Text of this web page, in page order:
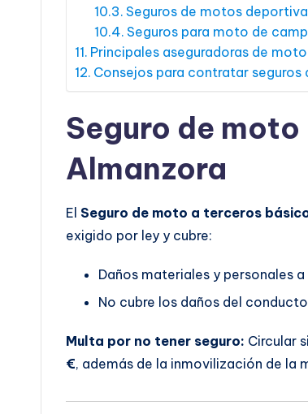
Seguros de motos
Seguros para moto de
Principales aseguradoras de
Consejos para contratar
Seguro de
Almanzora
El Seguro de moto a terceros
exigido por ley y cubre:
Daños materiales y personales
No cubre los daños del
Multa por no tener seguro: Circular
€, además de la inmovilización de la